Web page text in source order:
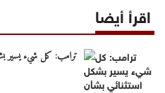
اقرأ أيضا
ترامب: كل شيء يسير